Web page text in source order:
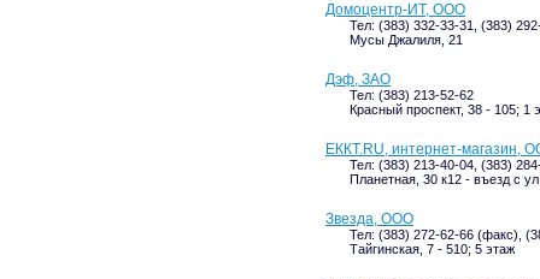
Домоцентр-ИТ, ООО
Тел: (383) 332-33-31, (383)
Мусы Джалиля, 21
Дэф, ЗАО
Тел: (383) 213-52-62
Красный проспект, 38 - 105; 1
ЕККТ.RU, интернет-магазин,
Тел: (383) 213-40-04, (383)
Планетная, 30 к12 - въезд с
Звезда, ООО
Тел: (383) 272-62-66 (факс),
Тайгинская, 7 - 510; 5 этаж